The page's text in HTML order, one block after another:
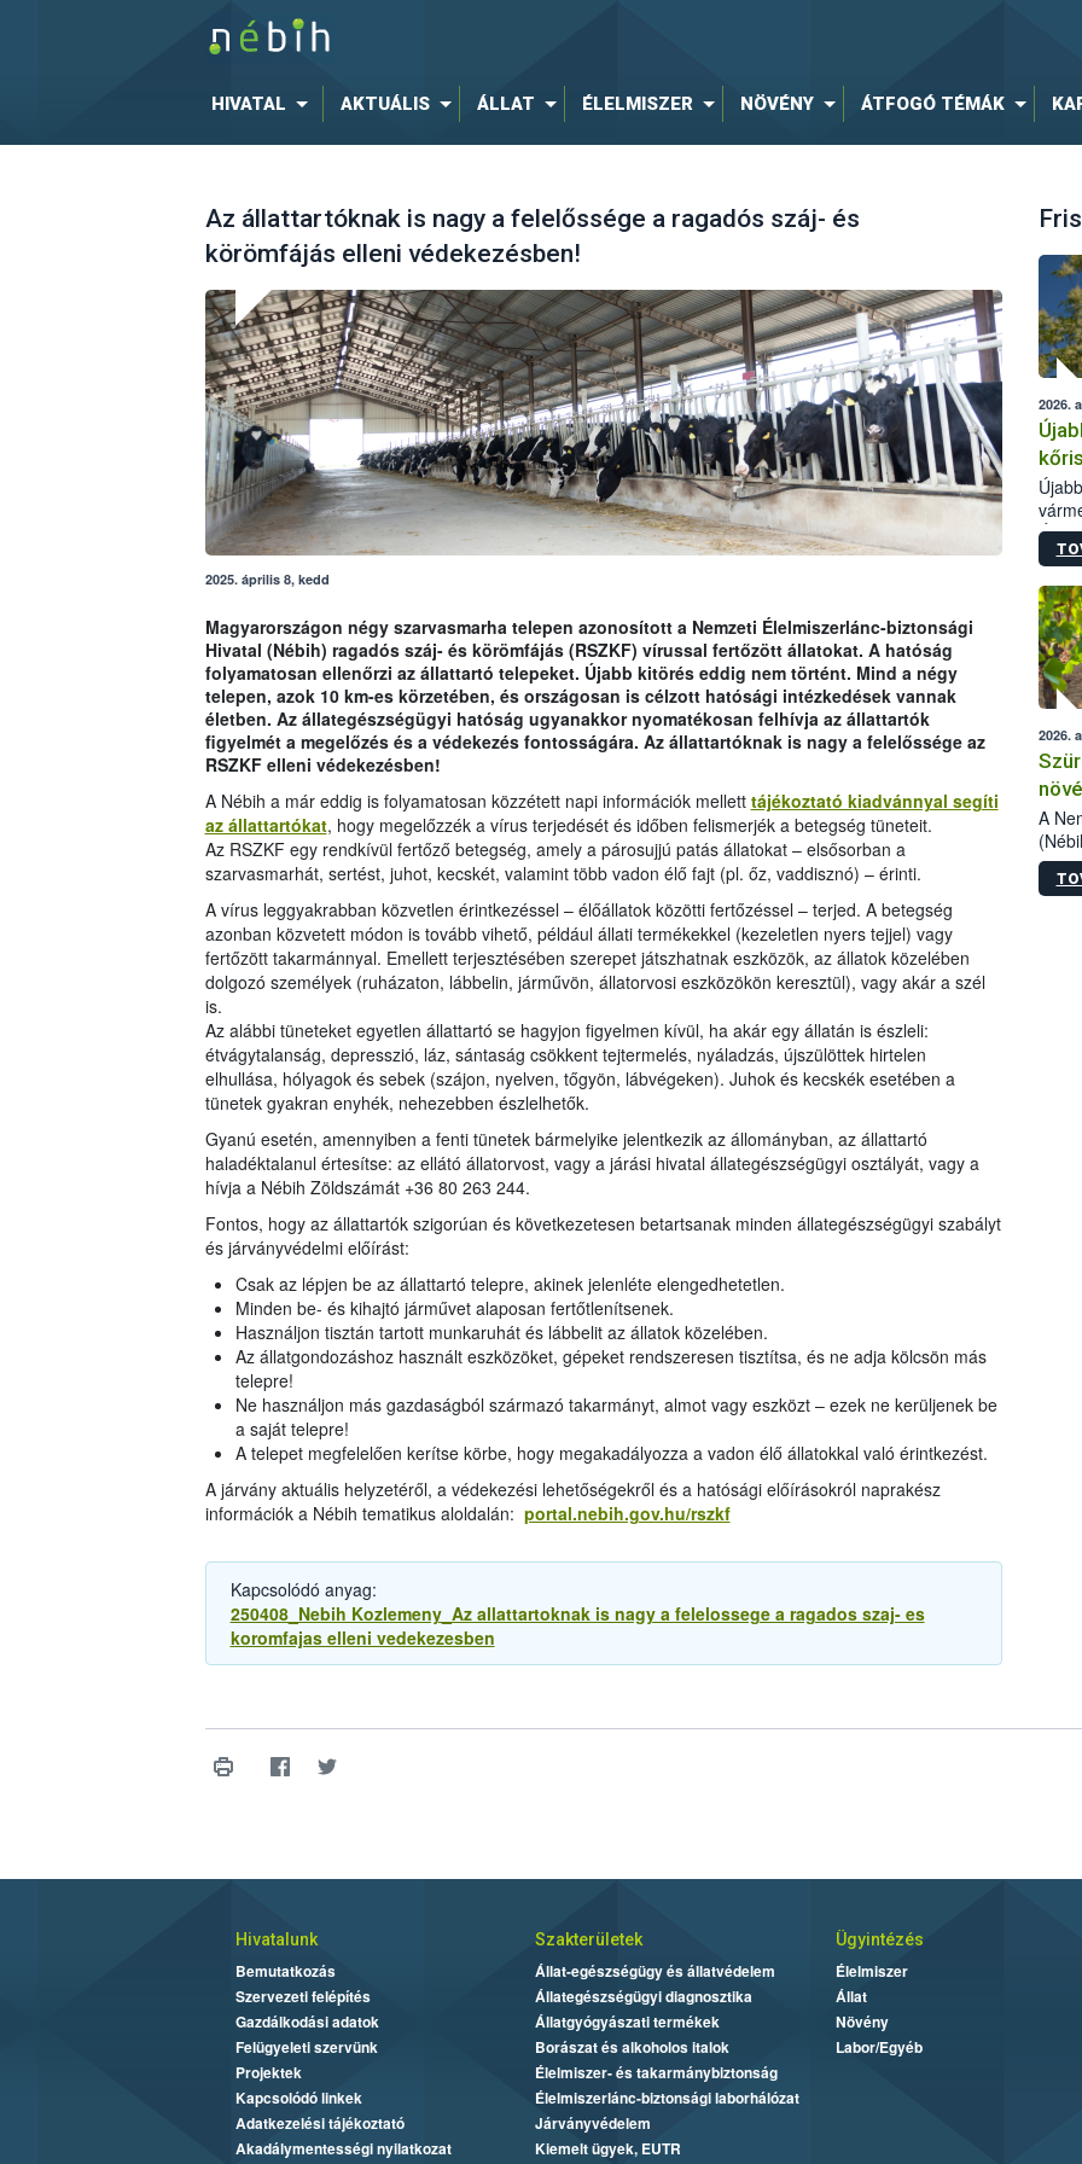
HIVATAL AKTUÁLIS ÁLLAT ÉLELMISZER NÖVÉNY ÁTFOGÓ TÉMÁK
Az állattartóknak is nagy a felelőssége a ragadós száj- és
körömfájás elleni védekezésben!
2025. április 8, kedd
Magyarországon négy szarvasmarha telepen azonosított a Nemzeti Élelmiszerlánc-biztonsági
Hivatal (Nébih) ragadós száj- és körömfájás (RSZKF) vírussal fertőzött állatokat. A hatóság
folyamatosan ellenőrzi az állattartó telepeket. Újabb kitörés eddig nem történt. Mind a négy
telepen, azok 10 km-es körzetében, és országosan is célzott hatósági intézkedések vannak
életben. Az állategészségügyi hatóság ugyanakkor nyomatékosan felhívja az állattartók
figyelmét a megelőzés és a védekezés fontosságára. Az állattartóknak is nagy a felelőssége az
RSZKF elleni védekezésben!
A Nébih a már eddig is folyamatosan közzétett napi információk mellett tájékoztató kiadvánnyal segíti
az állattartókat, hogy megelőzzék a vírus terjedését és időben felismerjék a betegség tüneteit.
Az RSZKF egy rendkívül fertőző betegség, amely a párosujjú patás állatokat – elsősorban a
szarvasmarhát, sertést, juhot, kecskét, valamint több vadon élő fajt (pl. őz, vaddisznó) – érinti.
A vírus leggyakrabban közvetlen érintkezéssel – élőállatok közötti fertőzéssel – terjed. A betegség
azonban közvetett módon is tovább vihető, például állati termékekkel (kezeletlen nyers tejjel) vagy
fertőzött takarmánnyal. Emellett terjesztésében szerepet játszhatnak eszközök, az állatok közelében
dolgozó személyek (ruházaton, lábbelin, járművön, állatorvosi eszközökön keresztül), vagy akár a szél
is.
Az alábbi tüneteket egyetlen állattartó se hagyjon figyelmen kívül, ha akár egy állatán is észleli:
étvágytalanság, depresszió, láz, sántaság csökkent tejtermelés, nyáladzás, újszülöttek hirtelen
elhullása, hólyagok és sebek (szájon, nyelven, tőgyön, lábvégeken). Juhok és kecskék esetében a
tünetek gyakran enyhék, nehezebben észlelhetők.
Gyanú esetén, amennyiben a fenti tünetek bármelyike jelentkezik az állományban, az állattartó
haladéktalanul értesítse: az ellátó állatorvost, vagy a járási hivatal állategészségügyi osztályát, vagy a
hívja a Nébih Zöldszámát +36 80 263 244.
Fontos, hogy az állattartók szigorúan és következetesen betartsanak minden állategészségügyi szabályt
és járványvédelmi előírást:
Csak az lépjen be az állattartó telepre, akinek jelenléte elengedhetetlen.
Minden be- és kihajtó járművet alaposan fertőtlenítsenek.
Használjon tisztán tartott munkaruhát és lábbelit az állatok közelében.
Az állatgondozáshoz használt eszközöket, gépeket rendszeresen tisztítsa, és ne adja kölcsön más
telepre!
Ne használjon más gazdaságból származó takarmányt, almot vagy eszközt – ezek ne kerüljenek be
a saját telepre!
A telepet megfelelően kerítse körbe, hogy megakadályozza a vadon élő állatokkal való érintkezést.
A járvány aktuális helyzetéről, a védekezési lehetőségekről és a hatósági előírásokról naprakész
információk a Nébih tematikus aloldalán: portal.nebih.gov.hu/rszkf
Kapcsolódó anyag:
250408_Nebih Kozlemeny_Az allattartoknak is nagy a felelossege a ragados szaj- es
koromfajas elleni vedekezesben
2026.
2026.
A
Hivatalunk
Bemutatkozás
Szervezeti felépítés
Gazdálkodási adatok
Felügyeleti szervünk
Projektek
Kapcsolódó linkek
Adatkezelési tájékoztató
Akadálymentességi nyilatkozat
Szakterületek
Állat-egészségügy és állatvédelem
Állategészségügyi diagnosztika
Állatgyógyászati termékek
Borászat és alkoholos italok
Élelmiszer- és takarmánybiztonság
Élelmiszerlánc-biztonsági laborhálózat
Járványvédelem
Kiemelt ügyek, EUTR
Ügyintézés
Élelmiszer
Állat
Növény
Labor/Egyéb